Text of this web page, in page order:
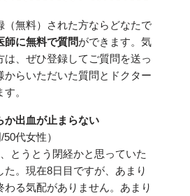
（無料）された方ならどなたで
師に無料で質問ができます。気
は、ぜひ登録してご質問を送っ
からいただいた質問とドクター
。
か出血が止まらない
代女性）
とうとう閉経かと思っていた
た。現在8日目ですが、あまり
わる気配がありません。あまり